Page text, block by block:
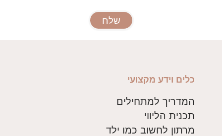
שלח
כלים וידע מקצועי
המדריך למתחילים
תכנית הליווי
מרתון לחשוב כמו ילד